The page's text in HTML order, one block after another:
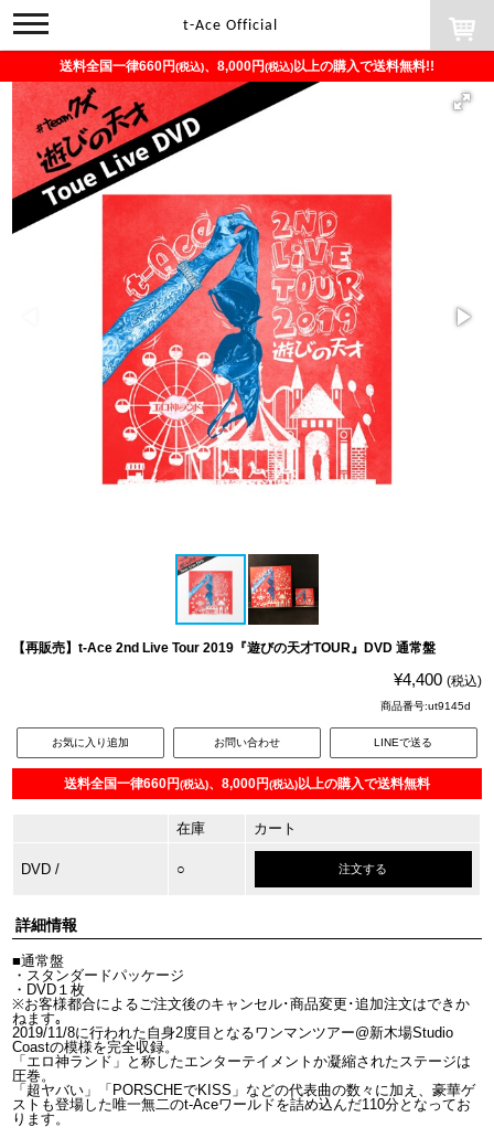
toggle
navigation
t-Ace Official
送料全国一律660円(税込)、8,000円(税込)以上の購入で送料無料!!
【再販売】t-Ace 2nd Live Tour 2019『遊びの天才TOUR』DVD 通常盤
¥4,400 (税込)
商品番号:ut9145d
お気に入り追加 お問い合わせ LINEで送る
送料全国一律660円(税込)、8,000円(税込)以上の購入で送料無料
在庫 カート
DVD / ○ 注文する
詳細情報
■通常盤
・スタンダードパッケージ
・DVD１枚
※お客様都合によるご注文後のキャンセル･商品変更･追加注文はできか
ねます｡
2019/11/8に行われた自身2度目となるワンマンツアー@新木場Studio
Coastの模様を完全収録。
「エロ神ランド」と称したエンターテイメントか凝縮されたステージは
圧巻。
「超ヤバい」「PORSCHEでKISS」などの代表曲の数々に加え、豪華ゲ
ストも登場した唯一無二のt-Aceワールドを詰め込んだ110分となってお
ります。